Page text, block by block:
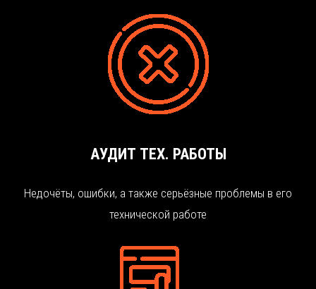
АУДИТ ТЕХ. РАБОТЫ
Недочёты, ошибки, а также серьёзные проблемы в его
технической работе